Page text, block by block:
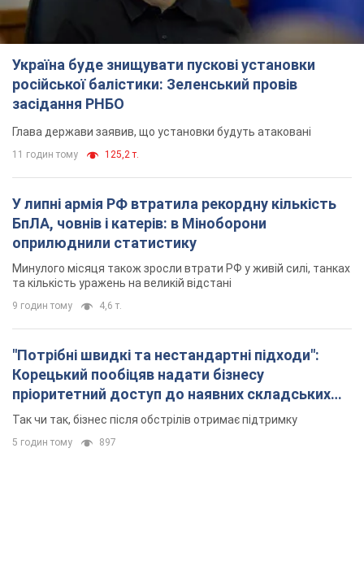
Україна буде знищувати пускові установки
російської балістики: Зеленський провів
засідання РНБО
Глава держави заявив, що установки будуть атаковані
11 годин тому 125,2 т.
У липні армія РФ втратила рекордну кількість
БпЛА, човнів і катерів: в Міноборони
оприлюднили статистику
Минулого місяця також зросли втрати РФ у живій силі, танках
та кількість уражень на великій відстані
9 годин тому 4,6 т.
"Потрібні швидкі та нестандартні підходи":
Корецький пообіцяв надати бізнесу
пріоритетний доступ до наявних складських
приміщень
Так чи так, бізнес після обстрілів отримає підтримку
5 годин тому 897